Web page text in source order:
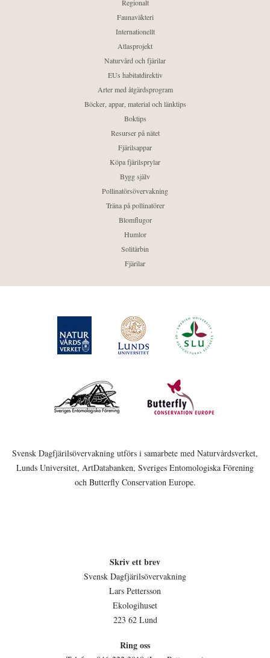
Regionalt
Faunaväkteri
Internationellt
Atlasprojekt
Naturvård och fjärilar
EUs habitatdirektiv
Arter med åtgärdsprogram
Böcker, appar, material och länktips
Boktips
Resurser på nätet
Fjärilsappar
Köpa fjärilsprylar
Bygg själv
Pollinatörsövervakning
Träna på pollinatörer
Blomflugor
Humlor
Solitärbin
Fjärilar
Svensk Dagfjärilsövervakning utförs i samarbete med Naturvårdsverket,
Lunds Universitet, ArtDatabanken, Sveriges Entomologiska Förening
och Butterfly Conservation Europe.
Skriv ett brev
Svensk Dagfjärilsövervakning
Lars Pettersson
Ekologihuset
223 62 Lund
Ring oss